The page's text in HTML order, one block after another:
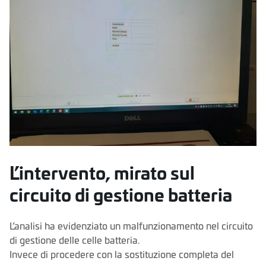
L’intervento, mirato sul
circuito di gestione batteria
L’analisi ha evidenziato un malfunzionamento nel circuito
di gestione delle celle batteria.
Invece di procedere con la sostituzione completa del